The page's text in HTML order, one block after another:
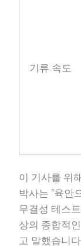
기류 속도
이 기사를 위
박사는 "육안
무결성 테스
상의 종합적
고 말했습니